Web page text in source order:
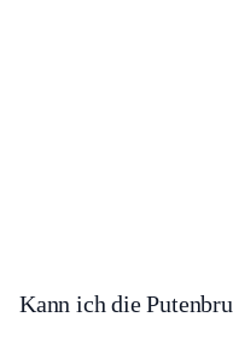
Kann ich die